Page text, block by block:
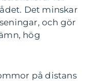
Det minskar
och gör
hög
på distans